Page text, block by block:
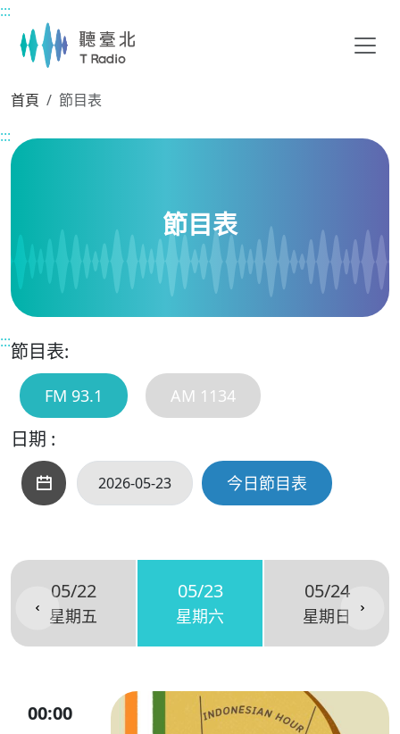
主要內容區塊
:::
首頁
節目表
:::
節目表
:::節目表:
FM 93.1 AM 1134
日期 :
今日節目表
05/22
星期五
05/23
星期六
05/24
星期日
00:00